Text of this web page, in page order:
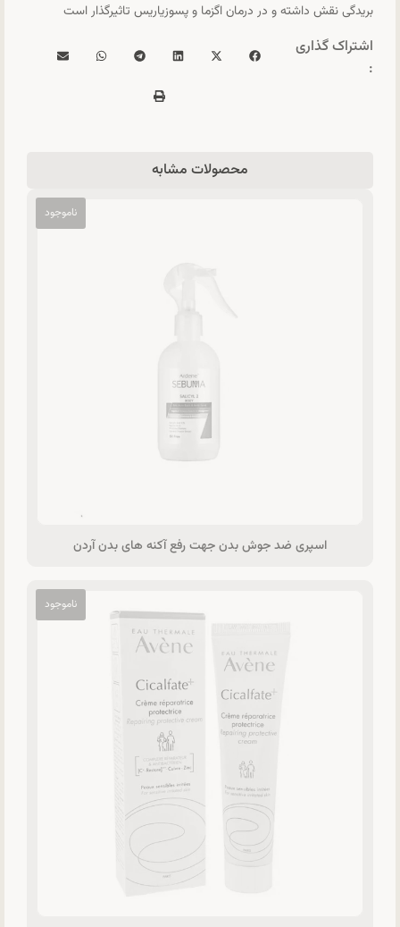
بریدگی نقش داشته و در درمان اگزما و پسوزیاریس تاثیرگذار است
اشتراک گذاری
:
محصولات مشابه
اسپری ضد جوش بدن جهت رفع آکنه های بدن آردن